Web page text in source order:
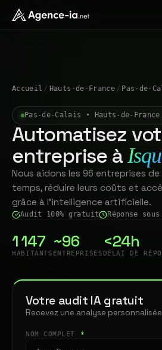
Accueil / Hauts-de-France / Pas-de-
Pas-de-Calais • Hauts-de-France
Automatisez
entreprise à
Nous aidons les 96 entreprises
temps, réduire leurs coûts et
grâce à l'intelligence artificielle.
Audit 100% gratuit Réponse sous
1 147
HABITANTS
~96
ENTREPRISES
<24h
DÉLAI DE
Votre audit IA gratuit
Recevez une analyse
NOM COMPLET *